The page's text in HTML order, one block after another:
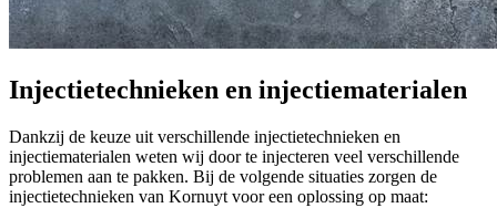
Injectietechnieken en injectiematerialen
Dankzij de keuze uit verschillende injectietechnieken en
injectiematerialen weten wij door te injecteren veel verschillende
problemen aan te pakken. Bij de volgende situaties zorgen de
injectietechnieken van Kornuyt voor een oplossing op maat: